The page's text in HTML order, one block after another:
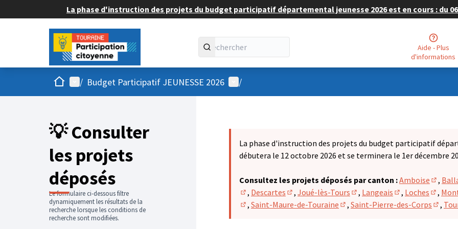
La phase d'instruction des projets du budget participatif départemental jeunesse 2026 est en cours : du
Aide - Plus
d'informations
AccueilMenu principal
/ Budget Participatif JEUNESSE 2026 Menu utilisateur
/
💡 Consulter
les projets
déposés
Le formulaire ci-dessous filtre
dynamiquement les résultats de la
recherche lorsque les conditions de
recherche sont modifiées.
La phase d'instruction des projets du budget participatif
débutera le 12 octobre 2026 et se terminera le 1er décembre
Consultez les projets déposés par canton :Amboise
,
(S'ouvre dans un nouvel onglet)
, Descartes
(S'ouvre dans un nouvel onglet)
, Joué-lès-Tours
(S'ouvre dans un nouvel
, Langeais
(S'ouvre dans un
, Loches
,
, Saint-Maure-de-Touraine
, Saint-Pierre-des-Corps
,